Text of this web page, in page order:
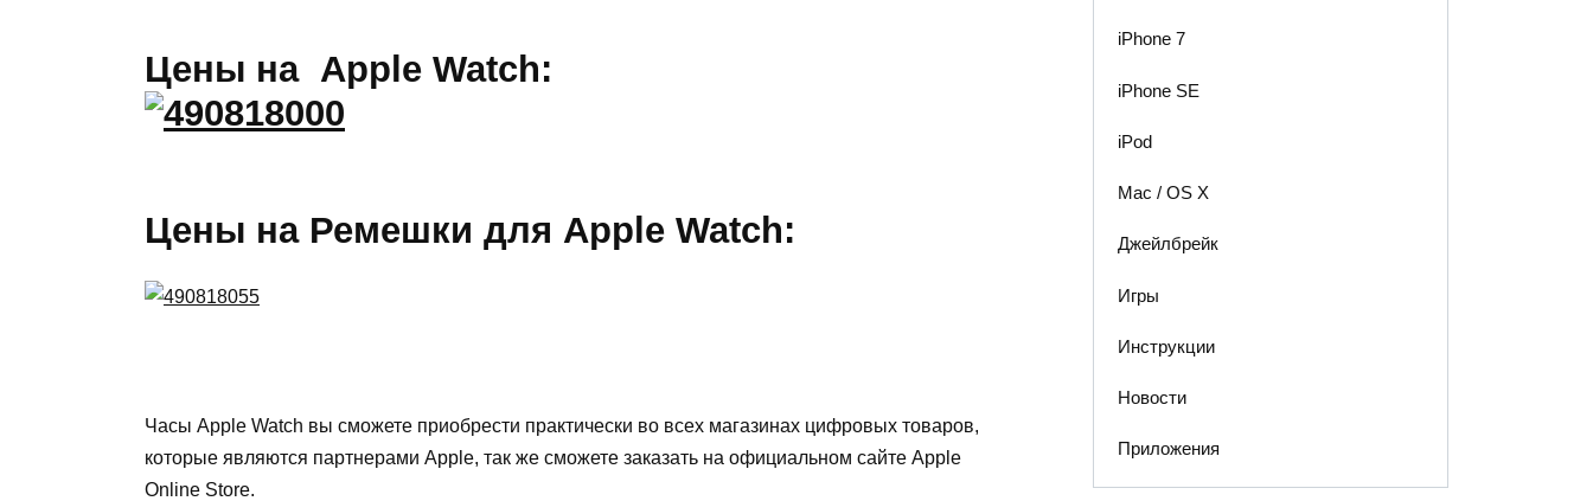
Цены на Apple Watch:
Цены на Ремешки для Apple Watch:
Часы Apple Watch вы сможете приобрести практически во всех магазинах цифровых товаров,
которые являются партнерами Apple, так же сможете заказать на официальном сайте Apple
Online Store.
iPhone 7
iPhone SE
iPod
Mac / OS X
Джейлбрейк
Игры
Инструкции
Новости
Приложения